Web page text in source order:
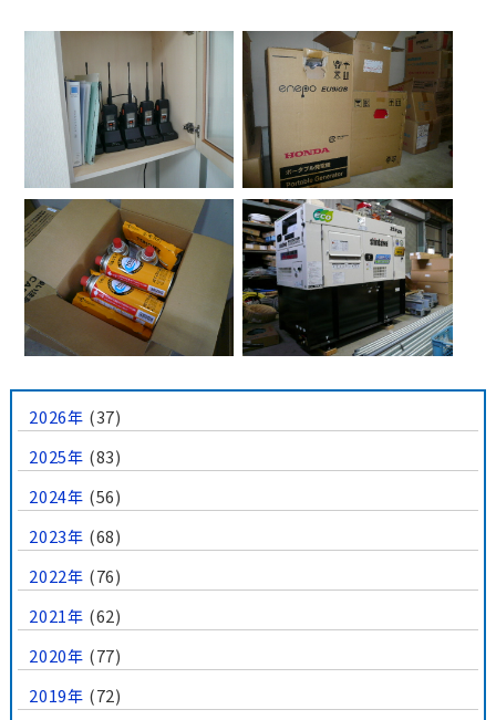
2026年 (37)
2025年 (83)
2024年 (56)
2023年 (68)
2022年 (76)
2021年 (62)
2020年 (77)
2019年 (72)